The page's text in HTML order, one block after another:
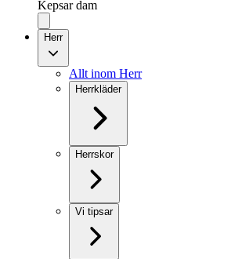
Kepsar dam
Herr
Allt inom Herr
Herrkläder
Herrskor
Vi tipsar